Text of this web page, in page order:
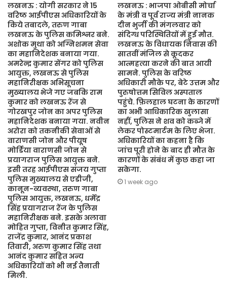
लखनऊ : योगी सरकार ने 15
वरिष्ठ आईपीएस अधिकारियों के
किये तबादले, तरुण गाबा
लखनऊ के पुलिस कमिश्नर बने.
अशोक मुथा को अग्निशमन सेवा
का महानिदेशक बनाया गया.
अमरेन्द्र कुमार सेंगर को पुलिस
आयुक्त, लखनऊ से पुलिस
महानिरीक्षक अभिसूचना
मुख्यालय भेजे गए जबकि राम
कुमार को लखनऊ रेंज से
गोरखपुर जोन का अपर पुलिस
महानिदेशक बनाया गया. नवीन
अरोरा को तकनीकी सेवाओं से
वाराणसी जोन और पीयूष
मोर्डिया वाराणसी जोन से
प्रयागराज पुलिस आयुक्त बने.
इसी तरह आईपीएस संजय गुप्ता
पुलिस मुख्यालय से एडीजी,
कानून-व्यवस्था, तरुण गाबा
पुलिस आयुक्त, लखनऊ, धर्मेंद्र
सिंह प्रयागराज रेंज के पुलिस
महानिरीक्षक बने. इसके अलावा
मोहित गुप्ता, विनीत कुमार सिंह,
राजेंद्र कुमार, आनंद प्रकाश
तिवारी, अरुण कुमार सिंह तथा
आनंद कुमार सहित अन्य
अधिकारियों को भी नई तैनाती
मिली.
लखनऊ : भाजपा ओबीसी मोर्चा
के मंत्री व पूर्व राज्य मंत्री नानक
दीन भुर्जी की मंगलवार को
संदिग्ध परिस्थितियों में हुई मौत.
लखनऊ के विधायक निवास की
सातवीं मंजिल से कूदकर
आत्महत्या करने की बात आयी
सामने. पुलिस के वरिष्ठ
अधिकारी मौके पर, बेटे उत्तम और
पुरुषोत्तम सिविल अस्पताल
पहुंचे. फ़िलहाल घटना के कारणों
का अभी आधिकारिक खुलासा
नहीं, पुलिस ने शव को कब्जे में
लेकर पोस्टमार्टम के लिए भेजा.
अधिकारियों का कहना है कि
जांच पूरी होने के बाद ही मौत के
कारणों के संबंध में कुछ कहा जा
सकेगा.
1 week ago